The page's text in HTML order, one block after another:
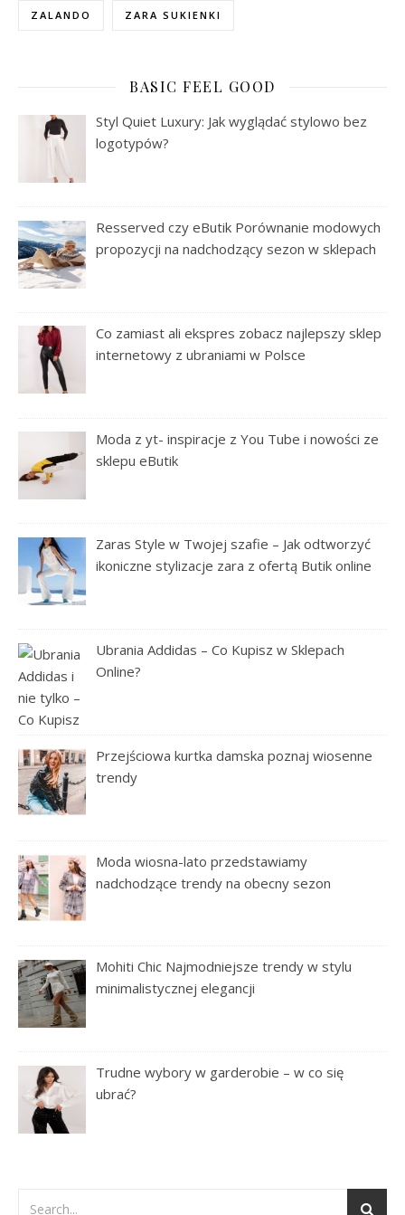
ZALANDO ZARA SUKIENKI
BASIC FEEL GOOD
Styl Quiet Luxury: Jak wyglądać stylowo bez
logotypów?
Resserved czy eButik Porównanie modowych
propozycji na nadchodzący sezon w sklepach
Co zamiast ali ekspres zobacz najlepszy sklep
internetowy z ubraniami w Polsce
Moda z yt- inspiracje z You Tube i nowości ze
sklepu eButik
Zaras Style w Twojej szafie – Jak odtworzyć
ikoniczne stylizacje zara z ofertą Butik online
Ubrania Addidas – Co Kupisz w Sklepach
Online?
Przejściowa kurtka damska poznaj wiosenne
trendy
Moda wiosna-lato przedstawiamy
nadchodzące trendy na obecny sezon
Mohiti Chic Najmodniejsze trendy w stylu
minimalistycznej elegancji
Trudne wybory w garderobie – w co się
ubrać?